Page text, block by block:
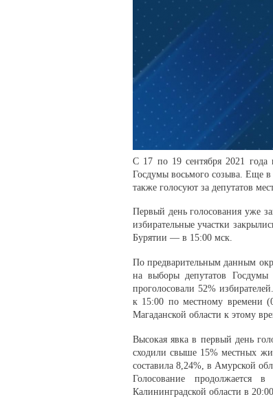
С 17 по 19 сентября 2021 года
Госдумы восьмого созыва. Еще
также голосуют за депутатов
Первый день голосования уже
избирательные участки
Бурятии — в 15:00 мск.
По предварительным данным
на выборы депутатов Госдумы
проголосовали 52%
к 15:00 по местному времени
Магаданской области к этому
Высокая явка в первый день
сходили свыше 15% местных
составила 8,24%, в Амурской
Голосование продолжается
Калининградской области в